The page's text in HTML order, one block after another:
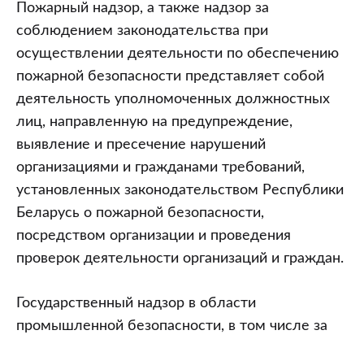
Пожарный надзор, а также надзор за
соблюдением законодательства при
осуществлении деятельности по обеспечению
пожарной безопасности представляет собой
деятельность уполномоченных должностных
лиц, направленную на предупреждение,
выявление и пресечение нарушений
организациями и гражданами требований,
установленных законодательством Республики
Беларусь о пожарной безопасности,
посредством организации и проведения
проверок деятельности организаций и граждан.
Государственный надзор в области
промышленной безопасности, в том числе за